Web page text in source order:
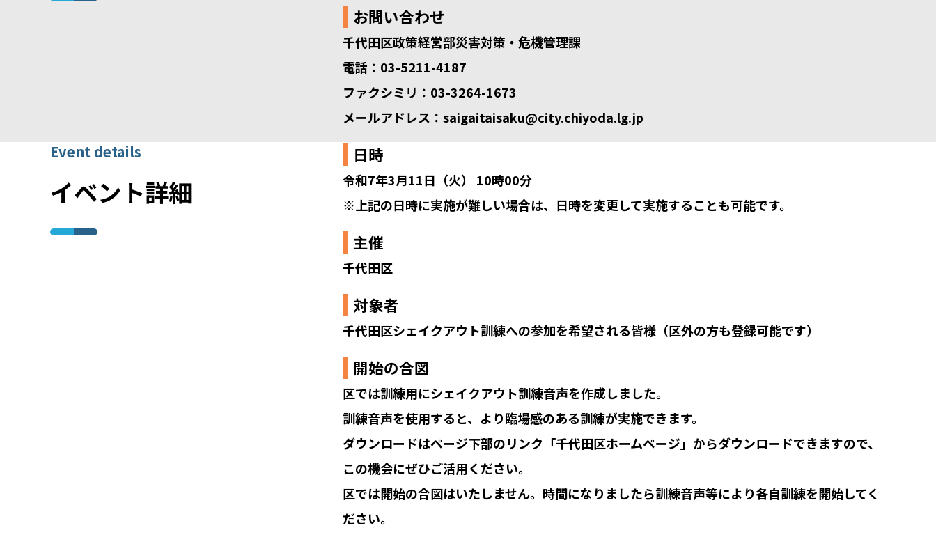
お問い合わせ
千代田区政策経営部災害対策・危機管理課
電話：03-5211-4187
ファクシミリ：03-3264-1673
メールアドレス：saigaitaisaku@city.chiyoda.lg.jp
Event details
イベント詳細
日時
令和7年3月11日（火） 10時00分
※上記の日時に実施が難しい場合は、日時を変更して実施することも可能です。
主催
千代田区
対象者
千代田区シェイクアウト訓練への参加を希望される皆様（区外の方も登録可能です）
開始の合図
区では訓練用にシェイクアウト訓練音声を作成しました。
訓練音声を使用すると、より臨場感のある訓練が実施できます。
ダウンロードはページ下部のリンク「千代田区ホームページ」からダウンロードできますので、
この機会にぜひご活用ください。
区では開始の合図はいたしません。時間になりましたら訓練音声等により各自訓練を開始してく
ださい。